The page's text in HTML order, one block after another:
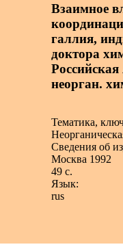
Взаимное
галлия,
доктора
неорган.
Тематика,
Сведения об
Москва 1992
49 с.
Язык:
rus